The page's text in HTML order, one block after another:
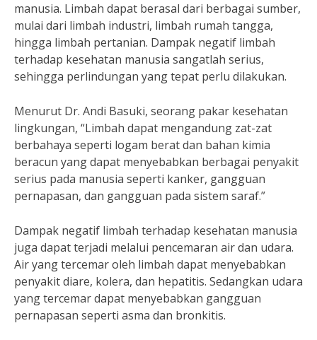
manusia. Limbah dapat berasal dari berbagai sumber,
mulai dari limbah industri, limbah rumah tangga,
hingga limbah pertanian. Dampak negatif limbah
terhadap kesehatan manusia sangatlah serius,
sehingga perlindungan yang tepat perlu dilakukan.
Menurut Dr. Andi Basuki, seorang pakar kesehatan
lingkungan, “Limbah dapat mengandung zat-zat
berbahaya seperti logam berat dan bahan kimia
beracun yang dapat menyebabkan berbagai penyakit
serius pada manusia seperti kanker, gangguan
pernapasan, dan gangguan pada sistem saraf.”
Dampak negatif limbah terhadap kesehatan manusia
juga dapat terjadi melalui pencemaran air dan udara.
Air yang tercemar oleh limbah dapat menyebabkan
penyakit diare, kolera, dan hepatitis. Sedangkan udara
yang tercemar dapat menyebabkan gangguan
pernapasan seperti asma dan bronkitis.